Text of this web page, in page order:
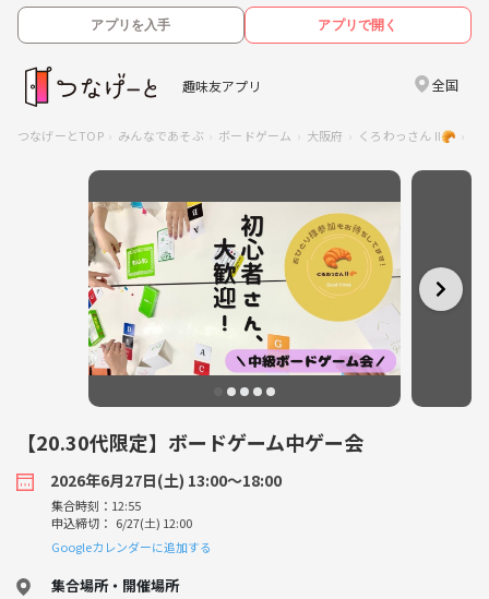
アプリを入手 アプリで開く
趣味友アプリ 全国
つなげーとTOP みんなであそぶ ボードゲーム 大阪府 くろわっさん Ⅱ🥐
【20.30代限定】ボードゲーム中ゲー会
2026年6月27日(土) 13:00〜18:00
集合時刻：12:55
申込締切： 6/27(土) 12:00
Googleカレンダーに追加する
集合場所・開催場所